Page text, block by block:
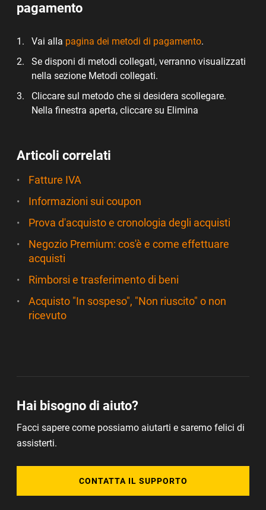
pagamento
Vai alla pagina dei metodi di pagamento.
Se disponi di metodi collegati, verranno visualizzati
nella sezione Metodi collegati.
Cliccare sul metodo che si desidera scollegare.
Nella finestra aperta, cliccare su Elimina
Articoli correlati
Fatture IVA
Informazioni sui coupon
Prova d'acquisto e cronologia degli acquisti
Negozio Premium: cos'è e come effettuare
acquisti
Rimborsi e trasferimento di beni
Acquisto "In sospeso", "Non riuscito" o non
ricevuto
Hai bisogno di aiuto?
Facci sapere come possiamo aiutarti e saremo felici di
assisterti.
CONTATTA IL SUPPORTO